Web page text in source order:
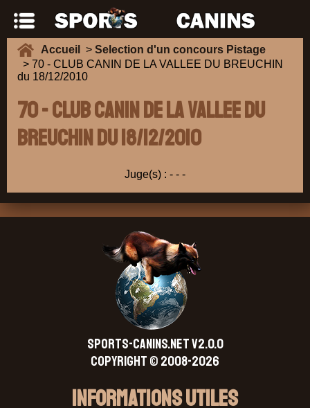
Accueil > Selection d'un concours Pistage
> 70 - CLUB CANIN DE LA VALLEE DU BREUCHIN
du 18/12/2010
70 - CLUB CANIN DE LA VALLEE DU
BREUCHIN du 18/12/2010
Juge(s) : - - -
SPORTS-CANINS.NET V2.0.0
Copyright © 2008-2026
Informations Utiles